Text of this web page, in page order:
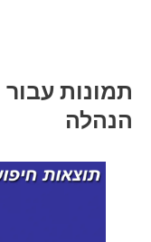
תמונות
הנהלה